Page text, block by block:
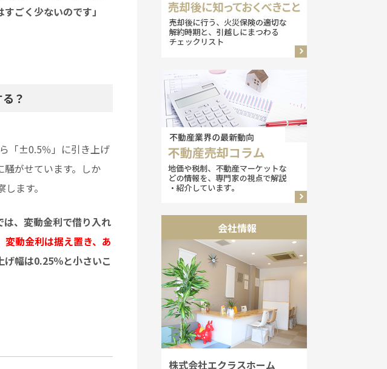
ごく少ないのです」
？
「±0.5％」に引き上げ
騒がせています。しか
ます。
は、変動金利で借り入れ
変動金利は据え置き、あ
げ幅は0.25％と小さいこ
会社情報
株式会社エクラスホーム